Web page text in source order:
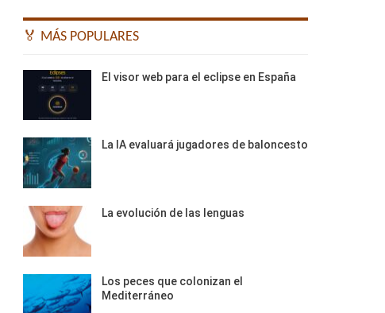
🏅 MÁS POPULARES
El visor web para el eclipse en España
La IA evaluará jugadores de baloncesto
La evolución de las lenguas
Los peces que colonizan el
Mediterráneo